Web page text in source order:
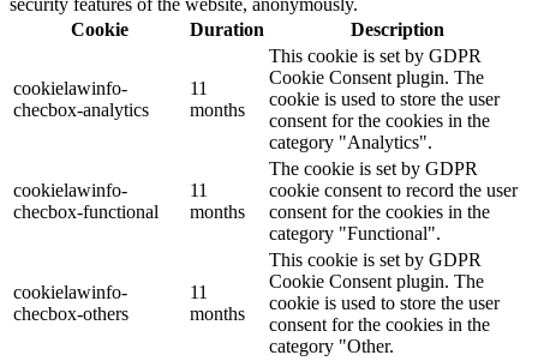
security features of the website, anonymously.
Cookie
Duration Description
cookielawinfo-
checbox-analytics
11
months
This cookie is set by GDPR
Cookie Consent plugin. The
cookie is used to store the user
consent for the cookies in the
category "Analytics".
cookielawinfo-
checbox-functional
11
months
The cookie is set by GDPR
cookie consent to record the user
consent for the cookies in the
category "Functional".
cookielawinfo-
checbox-others
11
months
This cookie is set by GDPR
Cookie Consent plugin. The
cookie is used to store the user
consent for the cookies in the
category "Other.